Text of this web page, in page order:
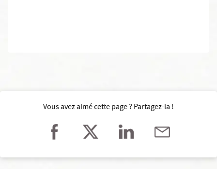
Vous avez aimé cette page ? Partagez-la !